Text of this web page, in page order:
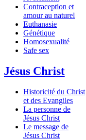
Contraception et
amour au naturel
Euthanasie
Génétique
Homosexualité
Safe sex
Jésus Christ
Historicité du Christ
et des Evangiles
La personne de
Jésus Christ
Le message de
Jésus Christ